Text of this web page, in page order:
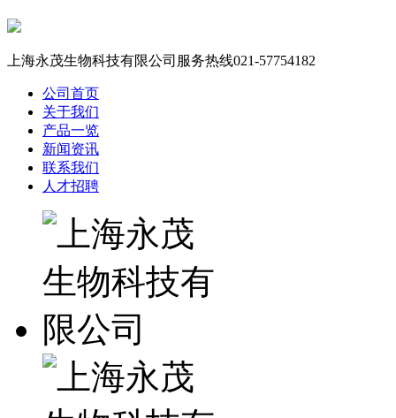
上海永茂生物科技有限公司服务热线021-57754182
公司首页
关于我们
产品一览
新闻资讯
联系我们
人才招聘